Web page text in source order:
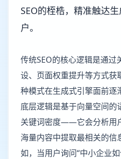
SEO的桎梏，精准触达
户。
传统SEO的核心逻辑是通过
设、页面权重提升等方式获
种模式在生成式引擎面前逐
底层逻辑是基于向量空间的
关键词密度——它会分析用
海量内容中提取最相关的信
如，当用户询问“中小企业